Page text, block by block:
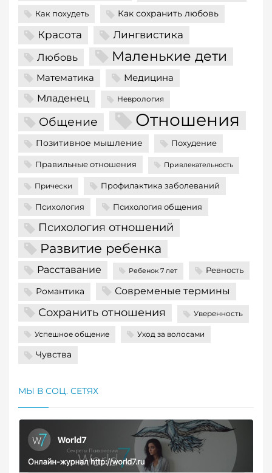
Как похудеть Как сохранить любовь
Красота Лингвистика
Любовь Маленькие дети
Математика Медицина
Младенец Неврология
Общение Отношения
Позитивное мышление Похудение
Правильные отношения Привлекательность
Прически Профилактика заболеваний
Психология Психология общения
Психология отношений
Развитие ребенка
Расставание Ребенок 7 лет Ревность
Романтика Современые термины
Сохранить отношения Уверенность
Успешное общение Уход за волосами
Чувства
МЫ В СОЦ. СЕТЯХ